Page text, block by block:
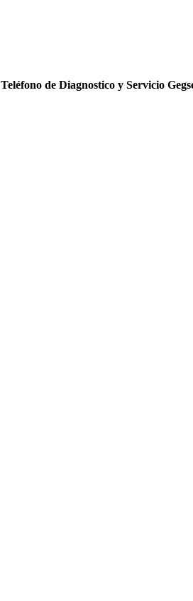
Teléfono de Diagnostico y Servicio